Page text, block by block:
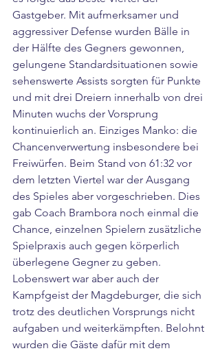
Gastgeber. Mit aufmerksamer und
aggressiver Defense wurden Bälle in
der Hälfte des Gegners gewonnen,
gelungene Standardsituationen sowie
sehenswerte Assists sorgten für Punkte
und mit drei Dreiern innerhalb von drei
Minuten wuchs der Vorsprung
kontinuierlich an. Einziges Manko: die
Chancenverwertung insbesondere bei
Freiwürfen. Beim Stand von 61:32 vor
dem letzten Viertel war der Ausgang
des Spieles aber vorgeschrieben. Dies
gab Coach Brambora noch einmal die
Chance, einzelnen Spielern zusätzliche
Spielpraxis auch gegen körperlich
überlegene Gegner zu geben.
Lobenswert war aber auch der
Kampfgeist der Magdeburger, die sich
trotz des deutlichen Vorsprungs nicht
aufgaben und weiterkämpften. Belohnt
wurden die Gäste dafür mit dem